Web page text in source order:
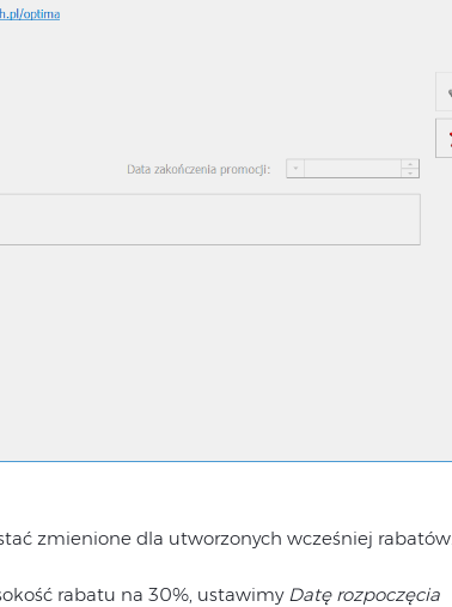
zmienione dla utworzonych wcześniej rabatów.
rabatu na 30%, ustawimy Datę rozpoczęcia